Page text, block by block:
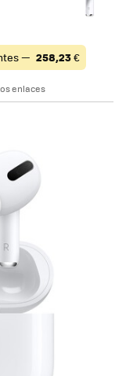
— 258,23€
enlaces